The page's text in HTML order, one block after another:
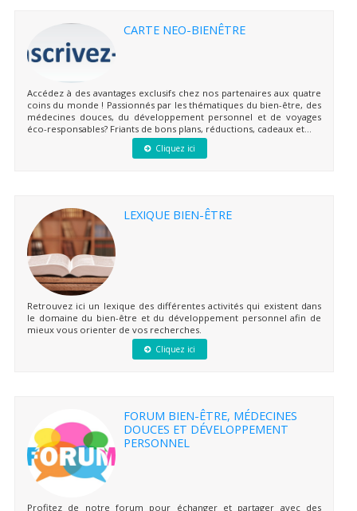
CARTE NEO-BIENÊTRE
Accédez à des avantages exclusifs chez nos partenaires aux quatre
coins du monde ! Passionnés par les thématiques du bien-être, des
médecines douces, du développement personnel et de voyages
éco-responsables? Friants de bons plans, réductions, cadeaux et...
Cliquez ici
LEXIQUE BIEN-ÊTRE
Retrouvez ici un lexique des différentes activités qui existent dans
le domaine du bien-être et du développement personnel afin de
mieux vous orienter de vos recherches.
Cliquez ici
FORUM BIEN-ÊTRE, MÉDECINES
DOUCES ET DÉVELOPPEMENT
PERSONNEL
Profitez de notre forum pour échanger et partager avec des